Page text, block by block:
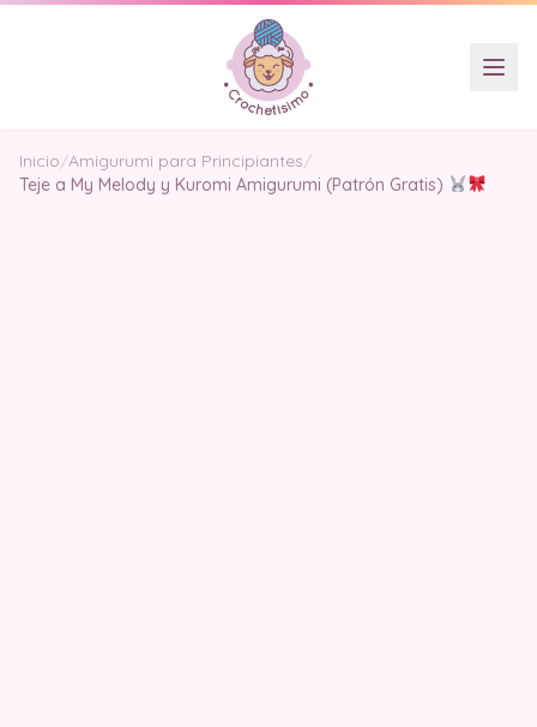
Inicio/Amigurumi para Principiantes/
Teje a My Melody y Kuromi Amigurumi (Patrón Gratis)